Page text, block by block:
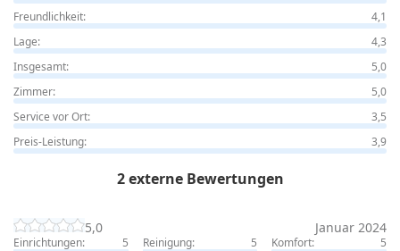
Freundlichkeit:
4,1
Lage:
4,3
Insgesamt:
5,0
Zimmer:
5,0
Service vor Ort:
3,5
Preis-Leistung:
3,9
2 externe Bewertungen
5,0 Januar 2024
Einrichtungen: 5 Reinigung: 5 Komfort:
5